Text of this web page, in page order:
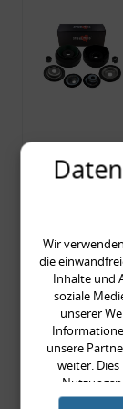
Wir
die
Inhalte und
soziale
unserer
unsere
weiter.
Products)